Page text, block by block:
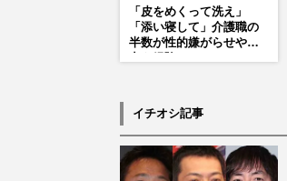
「皮をめくって洗え」
「添い寝して」介護職の
半数が性的嫌がらせや暴
イチオシ記事